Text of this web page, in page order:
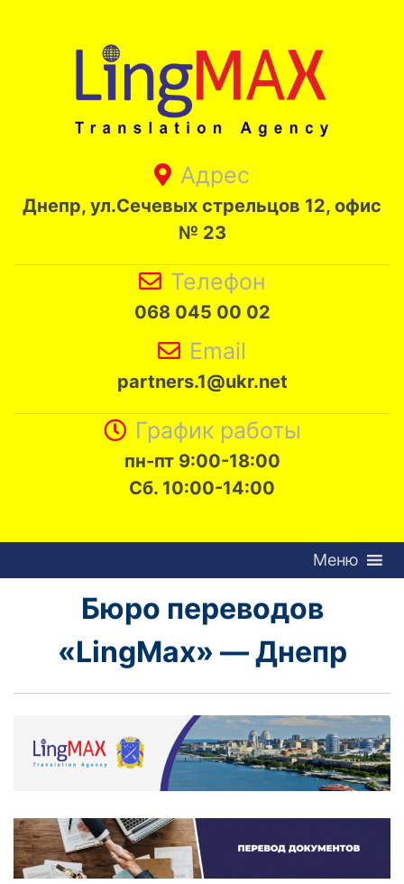
Адрес
Днепр, ул.Сечевых стрельцов 12, офис
№ 23
Телефон
068 045 00 02
Email
partners.1@ukr.net
График работы
пн-пт 9:00-18:00
Сб. 10:00-14:00
Меню
Бюро переводов
«LingMax» — Днепр